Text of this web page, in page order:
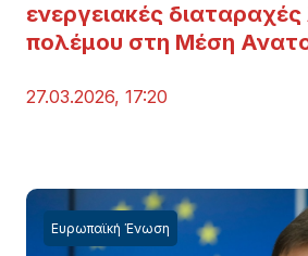
ενεργειακές
πολέμου στη Μέση
27.03.2026, 17:20
Ευρωπαϊκή Ένωση